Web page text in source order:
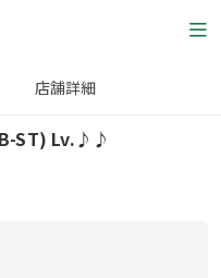
店舗詳細
ST) Lv.♪♪